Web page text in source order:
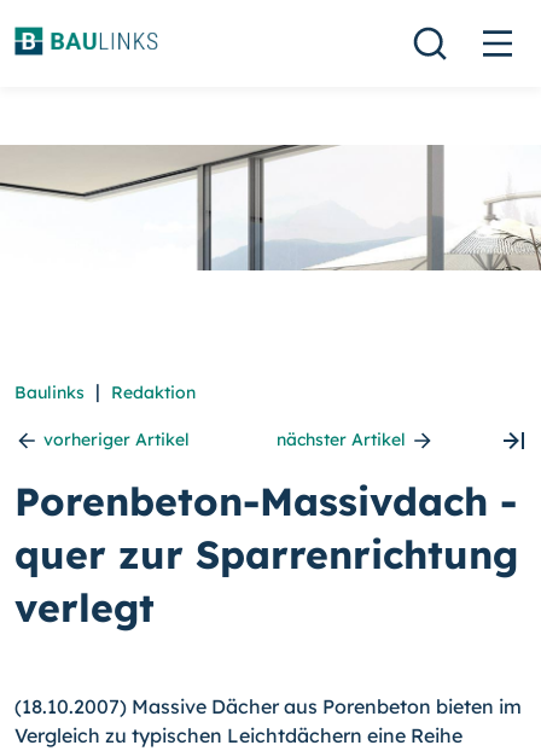
Baulinks | Redaktion
vorheriger Artikel nächster Artikel
Porenbeton-Massivdach -
quer zur Sparrenrichtung
verlegt
(18.10.2007) Massive Dächer aus Porenbeton bieten im
Vergleich zu typischen Leichtdächern eine Reihe